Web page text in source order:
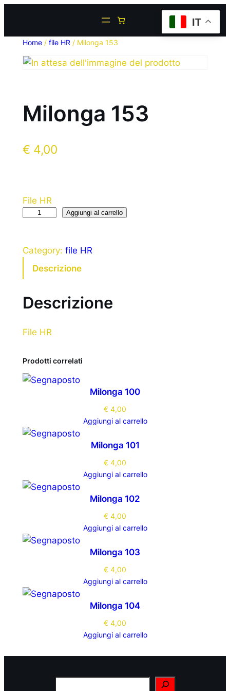
Home/ file HR / Milonga 153
Milonga 153
€ 4,00
File HR
Aggiungi al carrello
Category: file HR
Descrizione
Descrizione
File HR
Prodotti correlati
Milonga 100
€ 4,00
Aggiungi al carrello
Milonga 101
€ 4,00
Aggiungi al carrello
Milonga 102
€ 4,00
Aggiungi al carrello
Milonga 103
€ 4,00
Aggiungi al carrello
Milonga 104
€ 4,00
Aggiungi al carrello
IT